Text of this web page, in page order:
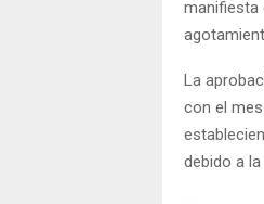
manifiesta
La
con el
debido a